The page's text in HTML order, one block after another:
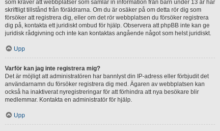
som kräver att webbplatser som samlar in information från barn under 13 år har
skriftligt tillstånd från föräldrarna. Om du är osäker på om detta rör dig som
försöker att registrera dig, eller om det rör webbplatsen du försöker registrera
dig på, kontakta ett juridiskt ombud för hjälp. Observera att phpBB inte kan ge
juridisk rådgivning och inte kan kontaktas angående något som helst juridiskt.
Upp
Varför kan jag inte registrera mig?
Det är möjligt att administratören har bannlyst din IP-adress eller förbjudit det
användarnamn du försöker registrera dig med. Ägaren av webbplatsen kan
också ha inaktiverat nyregistreringar för att förhindra att nya besökare blir
medlemmar. Kontakta en administratör för hjälp.
Upp